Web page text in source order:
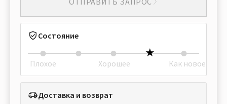
Состояние
Плохое Хорошее Как новое
Доставка и возврат